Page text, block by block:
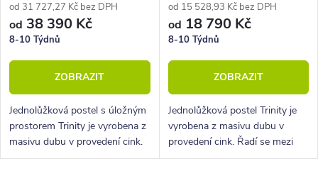
od 31 727,27 Kč bez DPH
od 38 390 Kč
8-10 Týdnů
ZOBRAZIT
Jednolůžková postel s úložným
prostorem Trinity je vyrobena z
masivu dubu v provedení cink.
Řadí se mezi kvalitní české
od 15 528,93 Kč bez DPH
od 18 790 Kč
8-10 Týdnů
ZOBRAZIT
Jednolůžková postel Trinity je
vyrobena z masivu dubu v
provedení cink. Řadí se mezi
kvalitní české výrobky